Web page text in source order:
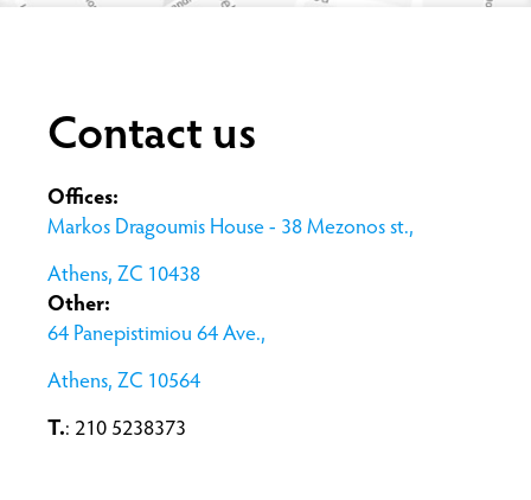
Contact us
Offices:
Markos Dragoumis House - 38 Mezonos st.,
Athens, ZC 10438
Other:
64 Panepistimiou 64 Ave.,
Athens, ZC 10564
Τ.: 210 5238373